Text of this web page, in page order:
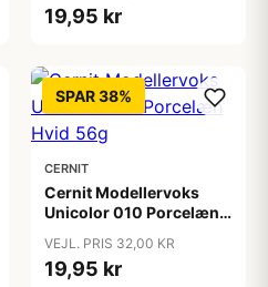
19,95 kr
SPAR 38%
CERNIT
Cernit Modellervoks
Unicolor 010 Porcelæn
VEJL. PRIS 32,00 KR
19,95 kr